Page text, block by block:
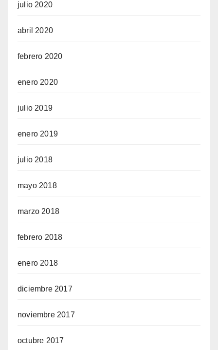
julio 2020
abril 2020
febrero 2020
enero 2020
julio 2019
enero 2019
julio 2018
mayo 2018
marzo 2018
febrero 2018
enero 2018
diciembre 2017
noviembre 2017
octubre 2017